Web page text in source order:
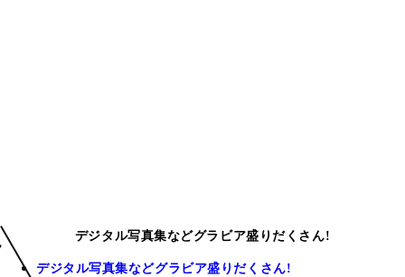
デジタル写真集などグラビア盛りだくさん!
デジタル写真集などグラビア盛りだくさん!